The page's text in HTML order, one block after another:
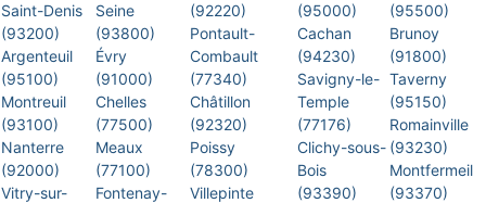
Saint-Denis
(93200)
Argenteuil
(95100)
Montreuil
(93100)
Nanterre
(92000)
Vitry-sur-
Seine
(93800)
Évry
(91000)
Chelles
(77500)
Meaux
(77100)
Fontenay-
(92220)
Pontault-
Combault
(77340)
Châtillon
(92320)
Poissy
(78300)
Villepinte
(95000)
Cachan
(94230)
Savigny-le-
Temple
(77176)
Clichy-sous-
Bois
(93390)
(95500)
Brunoy
(91800)
Taverny
(95150)
Romainville
(93230)
Montfermeil
(93370)